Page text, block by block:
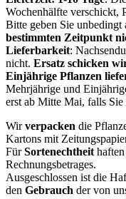
Wochenhälfte verschickt,
Bitte geben Sie unbedingt
bestimmten Zeitpunkt
Lieferbarkeit:
nicht. Ersatz schicken
Einjährige Pflanzen
Mehrjährige und
erst ab Mitte Mai, falls Sie
Wirverpacken die
Kartons mit
FürSortenechtheit
Rechnungsbetrages.
Ausgeschlossen ist die
den Gebrauch der von